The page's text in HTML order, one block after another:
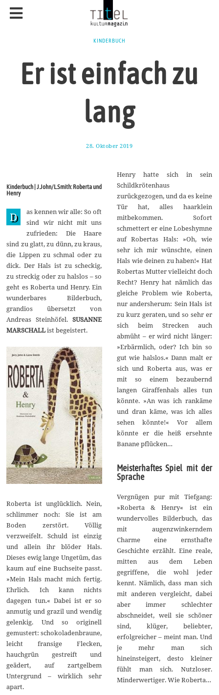
KINDERBUCH
Er ist einfach zu
lang
28. Oktober 2019
k
t
o
b
2
0
9
Kinderbuch | J.John/L.Smith: Roberta und
Henry
D
as kennen wir alle: So oft
sind wir nicht mit uns
zufrieden: Die Haare
sind zu glatt, zu dünn, zu kraus,
die Lippen zu schmal oder zu
dick. Der Hals ist zu scheckig,
zu streckig oder zu halslos – so
geht es Roberta und Henry. Ein
wunderbares Bilderbuch,
grandios übersetzt von
Andreas Steinhöfel.SUSANNE
MARSCHALList begeistert.
Roberta ist unglücklich. Nein,
schlimmer noch: Sie ist am
Boden zerstört. Völlig
verzweifelt. Schuld ist einzig
und allein ihr blöder Hals.
Dieses ewig lange Ungetüm, das
kaum auf eine Buchseite passt.
»Mein Hals macht mich fertig.
Ehrlich. Ich kann nichts
dagegen tun.« Dabei ist er so
anmutig und grazil und wendig
gelenkig. Und so originell
gemustert: schokoladenbraune,
leicht fransige Flecken,
hauchgrün gestreift und
geädert, auf zartgelbem
Untergrund – wirklich sehr
apart.
Henry hatte sich in sein
Schildkrötenhaus
zurückgezogen, und da es keine
Tür hat, alles haarklein
mitbekommen. Sofort
schmettert er eine Lobeshymne
auf Robertas Hals: »Oh, wie
sehr ich mir wünschte, einen
Hals wie deinen zu haben!« Hat
Robertas Mutter vielleicht doch
Recht? Henry hat nämlich das
gleiche Problem wie Roberta,
nur andersherum: Sein Hals ist
zu kurz geraten, und so sehr er
sich beim Strecken auch
abmüht – er wird nicht länger:
»Erbärmlich, oder? Ich bin so
gut wie halslos.« Dann malt er
sich und Roberta aus, was er
mit so einem bezaubernd
langen Giraffenhals alles tun
könnte. »An was ich rankäme
und dran käme, was ich alles
sehen könnte!« Vor allem
könnte er die heiß ersehnte
Banane pflücken…
Meisterhaftes Spiel mit der
Sprache
Vergnügen pur mit Tiefgang:
»Roberta & Henry« ist ein
wundervolles Bilderbuch, das
mit augenzwinkerndem
Charme eine ernsthafte
Geschichte erzählt. Eine reale,
mitten aus dem Leben
gegriffene, die wohl jeder
kennt. Nämlich, dass man sich
mit anderen vergleicht, dabei
aber immer schlechter
abschneidet, weil sie schöner
sind, klüger, beliebter,
erfolgreicher – meint man. Und
je mehr man sich
hineinsteigert, desto kleiner
fühlt man sich. Nutzloser.
Minderwertiger. Wie Roberta…